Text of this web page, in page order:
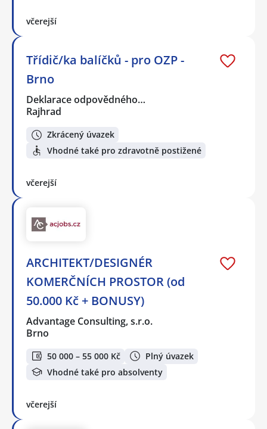
včerejší
Třídič/ka balíčků - pro OZP -
Brno
Deklarace odpovědného…
Rajhrad
Zkrácený úvazek
Vhodné také pro zdravotně postižené
včerejší
ARCHITEKT/DESIGNÉR
KOMERČNÍCH PROSTOR (od
50.000 Kč + BONUSY)
Advantage Consulting, s.r.o.
Brno
50 000 – 55 000 Kč
Plný úvazek
Vhodné také pro absolventy
včerejší